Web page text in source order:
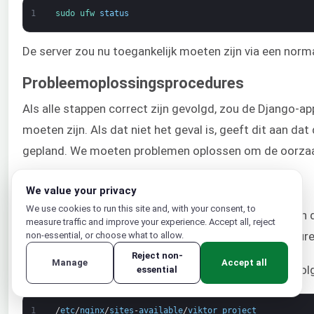
1 sudo ufw status
De server zou nu toegankelijk moeten zijn via een
Probleemoplossingsprocedures
Als alle stappen correct zijn gevolgd, zou de Django-
moeten zijn. Als dat niet het geval is, geeft dit aan
gepland. We moeten problemen oplossen om de
Nginx toont de standaardpagina
Als Nginx de standaardpagina weergeeft in plaats
meestal dat deserver_nameverkeerd was
In dit voorbeeld is het serverblok opgeslagen op de
1 /etc/nginx/sites -available/viktor_project
We value your privacy
We use cookies to run this site and, with your consent, to
measure traffic and improve your experience. Accept all, reject
non-essential, or choose what to allow.
Manage
Reject non-
essential
Accept all